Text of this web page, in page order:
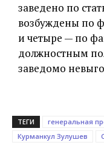
заведено по
возбуждены по
и четыре — по
должностным
заведомо
ТЕГИ генеральная
Курманкул Зулушев